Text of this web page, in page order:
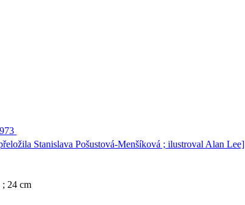
Stanislava Pošustová-Menšíková ; ilustroval Alan Lee]
; 24 cm